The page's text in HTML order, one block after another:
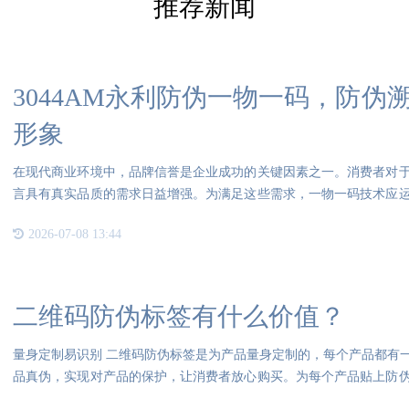
推荐新闻
3044AM永利防伪一物一码，防伪
形象
在现代商业环境中，品牌信誉是企业成功的关键因素之一。消费者对
言具有真实品质的需求日益增强。为满足这些需求，一物一码技术应
2026-07-08 13:44
二维码防伪标签有什么价值？
量身定制易识别 二维码防伪标签是为产品量身定制的，每个产品都有
品真伪，实现对产品的保护，让消费者放心购买。为每个产品贴上防